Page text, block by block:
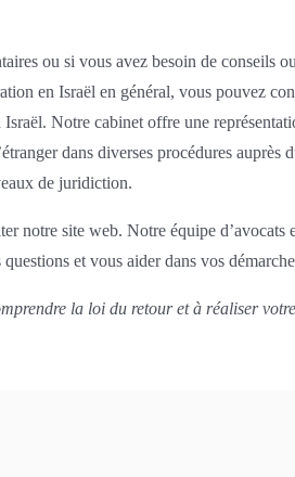
ou si vous avez besoin de conseils
en Israël en général, vous pouvez
Notre cabinet offre une
dans diverses procédures auprès
de juridiction.
notre site web. Notre équipe d’avocats
et vous aider dans vos
la loi du retour et à réaliser